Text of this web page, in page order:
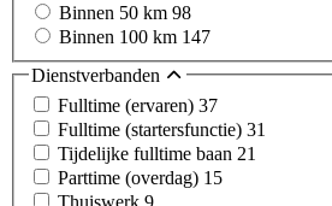
Binnen 50 km 98
Binnen 100 km 147
Dienstverbanden
Fulltime (ervaren) 37
Fulltime (startersfunctie) 31
Tijdelijke fulltime baan 21
Parttime (overdag) 15
Thuiswerk 9